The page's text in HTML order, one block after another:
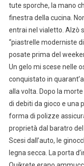
tute sporche, la mano
finestra della cucina.
entrai nel vialetto. Alzò
“piastrelle moderniste
posate prima del
Un gelo mi scese nelle
conquistato in
alla volta. Dopo la
di debiti da gioco e una
forma di polizze
proprietà dal baratro
Scesi dall’auto, le
legna secca. La porta